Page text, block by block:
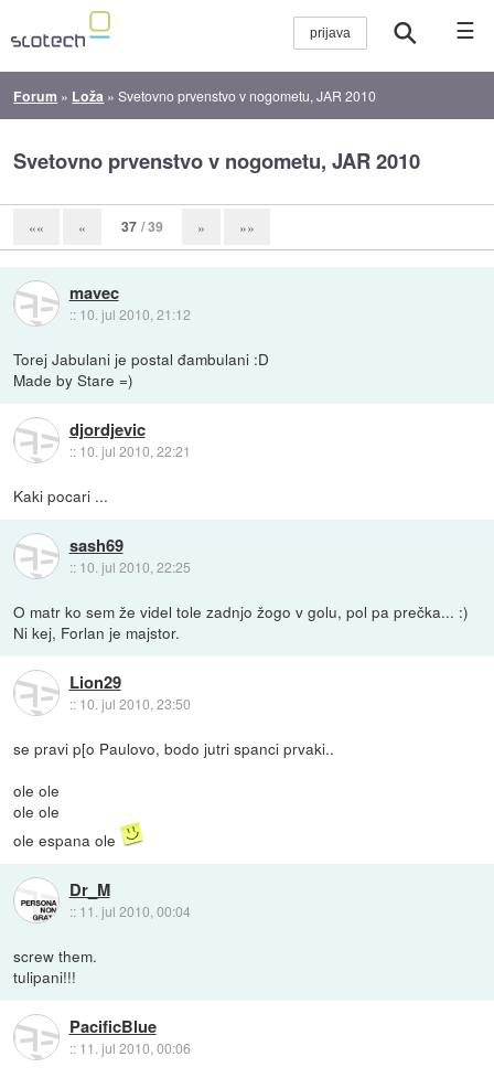
☰
Forum » Loža »Svetovno prvenstvo v nogometu, JAR 2010
Svetovno prvenstvo v nogometu, JAR 2010
«« « 37 / 39 » »»
mavec
:: 10. jul 2010, 21:12
Torej Jabulani je postal đambulani :D
Made by Stare =)
djordjevic
:: 10. jul 2010, 22:21
Kaki pocari ...
sash69
:: 10. jul 2010, 22:25
O matr ko sem že videl tole zadnjo žogo v golu, pol pa prečka... :)
Ni kej, Forlan je majstor.
Lion29
:: 10. jul 2010, 23:50
se pravi p[o Paulovo, bodo jutri spanci prvaki..
ole ole
ole ole
ole espana ole
Dr_M
:: 11. jul 2010, 00:04
screw them.
tulipani!!!
PacificBlue
:: 11. jul 2010, 00:06